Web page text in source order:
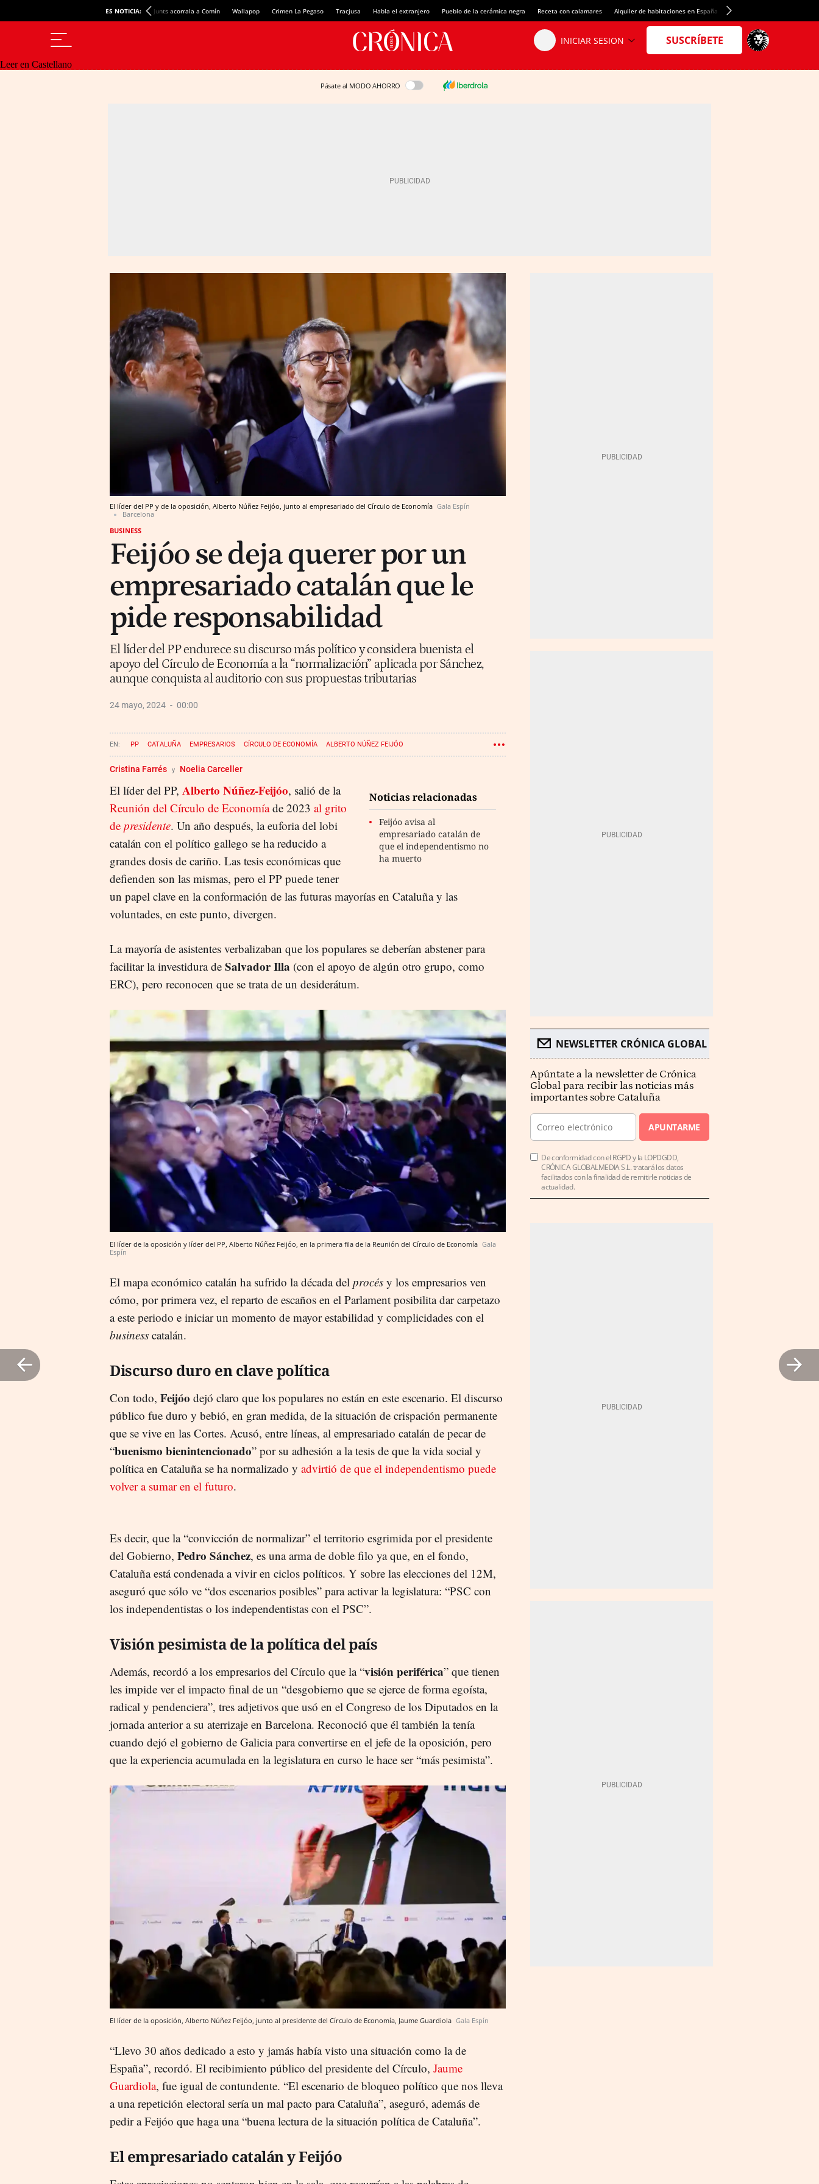
ES NOTICIA: Junts acorrala a Comín Wallapop Crimen La Pegaso Tracjusa Habla el extranjero Pueblo de la cerámica negra Receta con calamares Alquiler de habitaciones en España Crédito del Spotify Camp Nou
Leer en Castellano
Pásate al MODO AHORRO
El líder del PP y de la oposición, Alberto Núñez Feijóo, junto al empresariado del Círculo de Economía Gala Espín
Barcelona
BUSINESS
Feijóo se deja querer por un
empresariado catalán que le
pide responsabilidad
El líder del PP endurece su discurso más político y considera buenista el
apoyo del Círculo de Economía a la “normalización” aplicada por Sánchez,
aunque conquista al auditorio con sus propuestas tributarias
24 mayo, 2024 00:00
PP CATALUÑA EMPRESARIOS CÍRCULO DE ECONOMÍA ALBERTO NÚÑEZ FEIJÓO
ALEJANDRO FERNÁNDEZ JAUME GUARDIOLA
Cristina Farrés Noelia Carceller
Noticias relacionadas
Feijóo avisa al
empresariado catalán de
que el independentismo no
ha muerto
El líder del PP, Alberto Núñez-Feijóo, salió de la
Reunión del Círculo de Economíade 2023 al grito
de presidente. Un año después, la euforia del lobi
catalán con el político gallego se ha reducido a
grandes dosis de cariño. Las tesis económicas que
defienden son las mismas, pero el PP puede tener
un papel clave en la conformación de las futuras mayorías en Cataluña y las
voluntades, en este punto, divergen.
La mayoría de asistentes verbalizaban que los populares se deberían abstener para
facilitar la investidura de Salvador Illa (con el apoyo de algún otro grupo, como
ERC), pero reconocen que se trata de un desiderátum.
El líder de la oposición y líder del PP, Alberto Núñez Feijóo, en la primera fila de la Reunión del Círculo de Economía Gala
Espín
El mapa económico catalán ha sufrido la década del procés y los empresarios ven
cómo, por primera vez, el reparto de escaños en el Parlament posibilita dar carpetazo
a este periodo e iniciar un momento de mayor estabilidad y complicidades con el
business catalán.
Discurso duro en clave política
Con todo, Feijóo dejó claro que los populares no están en este escenario. El discurso
público fue duro y bebió, en gran medida, de la situación de crispación permanente
que se vive en las Cortes. Acusó, entre líneas, al empresariado catalán de pecar de
“buenismo bienintencionado” por su adhesión a la tesis de que la vida social y
política en Cataluña se ha normalizado y advirtió de que el independentismo puede
volver a sumar en el futuro.
Es decir, que la “convicción de normalizar” el territorio esgrimida por el presidente
del Gobierno, Pedro Sánchez, es una arma de doble filo ya que, en el fondo,
Cataluña está condenada a vivir en ciclos políticos. Y sobre las elecciones del 12M,
aseguró que sólo ve “dos escenarios posibles” para activar la legislatura: “PSC con
los independentistas o los independentistas con el PSC”.
Visión pesimista de la política del país
Además, recordó a los empresarios del Círculo que la “visión periférica” que tienen
les impide ver el impacto final de un “desgobierno que se ejerce de forma egoísta,
radical y pendenciera”, tres adjetivos que usó en el Congreso de los Diputados en la
jornada anterior a su aterrizaje en Barcelona. Reconoció que él también la tenía
cuando dejó el gobierno de Galicia para convertirse en el jefe de la oposición, pero
que la experiencia acumulada en la legislatura en curso le hace ser “más pesimista”.
El líder de la oposición, Alberto Núñez Feijóo, junto al presidente del Círculo de Economía, Jaume Guardiola Gala Espín
“Llevo 30 años dedicado a esto y jamás había visto una situación como la de
España”, recordó. El recibimiento público del presidente del Círculo, Jaume
Guardiola, fue igual de contundente. “El escenario de bloqueo político que nos lleva
a una repetición electoral sería un mal pacto para Cataluña”, aseguró, además de
pedir a Feijóo que haga una “buena lectura de la situación política de Cataluña”.
El empresariado catalán y Feijóo
NEWSLETTER CRÓNICA GLOBAL
Apúntate a la newsletter de Crónica
Global para recibir las noticias más
importantes sobre Cataluña
APUNTARME
De conformidad con el RGPD y la LOPDGDD,
CRÓNICA GLOBALMEDIA S.L. tratará los datos
facilitados con la finalidad de remitirle noticias de
actualidad.